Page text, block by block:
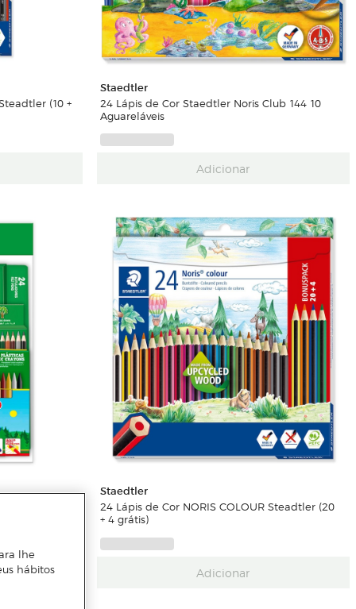
(10 +
Staedtler
24 Lápis de Cor Staedtler Noris Club 144 10
Aguareláveis
Adicionar
Staedtler
24 Lápis de Cor NORIS COLOUR Steadtler (20
+ 4 grátis)
Adicionar
lhe
hábitos